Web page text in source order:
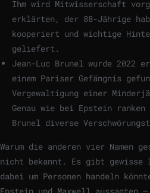
Ihm wird Mitwisserschaft
erklärten, der 88-Jährige
kooperiert und wichtige
geliefert.
Jean-Luc Brunel wurde
einem Pariser Gefängnis
Vergewaltigung einer
Genau wie bei Epstein ranken
Brunel diverse
Warum die anderen vier Namen
nicht bekannt. Es gibt
dabei um Personen handeln